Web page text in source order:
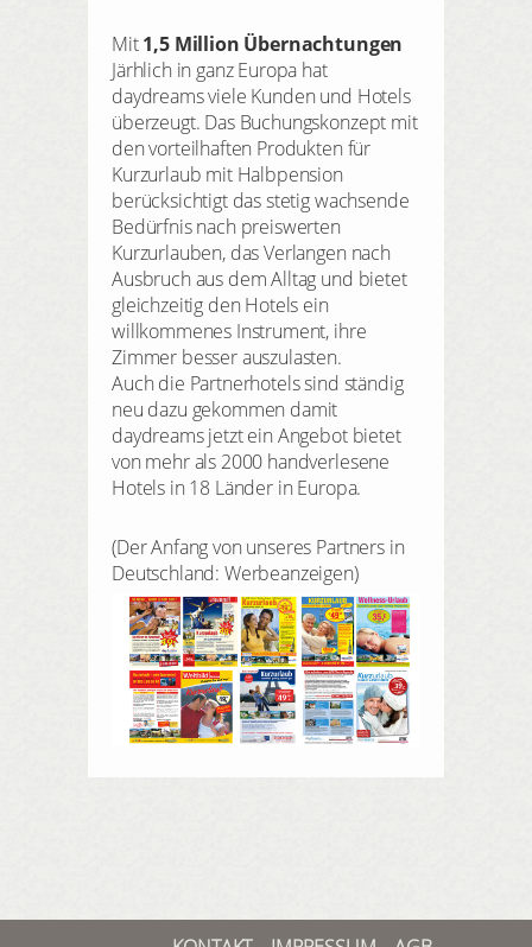
Mit1,5 Million Übernachtungen
Järhlich in ganz Europa hat
daydreams viele Kunden und Hotels
überzeugt. Das Buchungskonzept mit
den vorteilhaften Produkten für
Kurzurlaub mit Halbpension
berücksichtigt das stetig wachsende
Bedürfnis nach preiswerten
Kurzurlauben, das Verlangen nach
Ausbruch aus dem Alltag und bietet
gleichzeitig den Hotels ein
willkommenes Instrument, ihre
Zimmer besser auszulasten.
Auch die Partnerhotels sind ständig
neu dazu gekommen damit
daydreams jetzt ein Angebot bietet
von mehr als 2000 handverlesene
Hotels in 18 Länder in Europa.
(Der Anfang von unseres Partners in
Deutschland: Werbeanzeigen)